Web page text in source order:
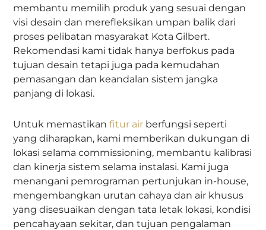
membantu memilih produk yang sesuai dengan
visi desain dan merefleksikan umpan balik dari
proses pelibatan masyarakat Kota Gilbert.
Rekomendasi kami tidak hanya berfokus pada
tujuan desain tetapi juga pada kemudahan
pemasangan dan keandalan sistem jangka
panjang di lokasi.
Untuk memastikanfitur air berfungsi seperti
yang diharapkan, kami memberikan dukungan di
lokasi selama commissioning, membantu kalibrasi
dan kinerja sistem selama instalasi. Kami juga
menangani pemrograman pertunjukan in-house,
mengembangkan urutan cahaya dan air khusus
yang disesuaikan dengan tata letak lokasi, kondisi
pencahayaan sekitar, dan tujuan pengalaman